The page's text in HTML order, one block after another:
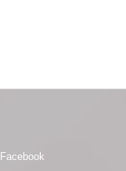
Facebook